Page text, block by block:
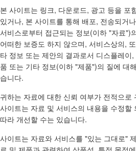
본 사이트는 링크, 다운로드, 광고 등을 포
있거나, 본 사이트를 통해 배포, 전송되거
서비스로부터 접근되는 정보(이하 "자료")
어떠한 보증도 하지 않으며, 서비스상의,
타 정보 또는 제안의 결과로서 디스플레이
품 또는 기타 정보(이하 "제품")의 질에 대
습니다.
귀하는 자료에 대한 신뢰 여부가 전적으로
사이트는 자료 및 서비스의 내용을 수정할
따라 개선할 수는 있습니다.
사이트는 자료와 서비스를 "있는 그대로"